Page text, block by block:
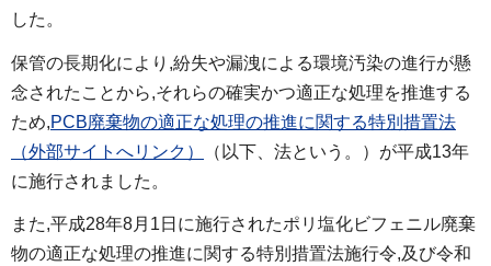
した。
保管の長期化により,紛失や漏洩による環境汚染の進行が懸
念されたことから,それらの確実かつ適正な処理を推進する
ため,PCB廃棄物の適正な処理の推進に関する特別措置法
（外部サイトへリンク）
（以下、法という。）が平成13年
に施行されました。
また,平成28年8月1日に施行されたポリ塩化ビフェニル廃棄
物の適正な処理の推進に関する特別措置法施行令,及び令和